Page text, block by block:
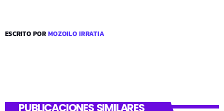
ESCRITO PORMOZOILO IRRATIA
PUBLICACIONES SIMILARES